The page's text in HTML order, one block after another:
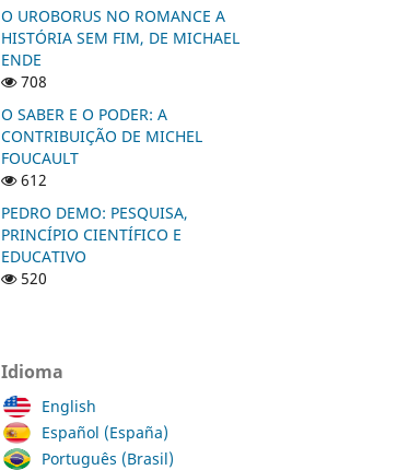
O UROBORUS NO ROMANCE A
HISTÓRIA SEM FIM, DE MICHAEL
ENDE
708
O SABER E O PODER: A
CONTRIBUIÇÃO DE MICHEL
FOUCAULT
612
PEDRO DEMO: PESQUISA,
PRINCÍPIO CIENTÍFICO E
EDUCATIVO
520
Idioma
English
Español (España)
Português (Brasil)